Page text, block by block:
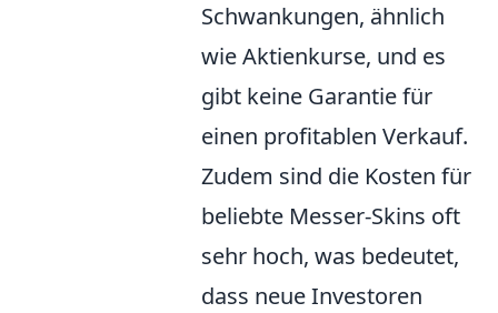
Schwankungen, ähnlich
wie Aktienkurse, und es
gibt keine Garantie für
einen profitablen Verkauf.
Zudem sind die Kosten für
beliebte Messer-Skins oft
sehr hoch, was bedeutet,
dass neue Investoren